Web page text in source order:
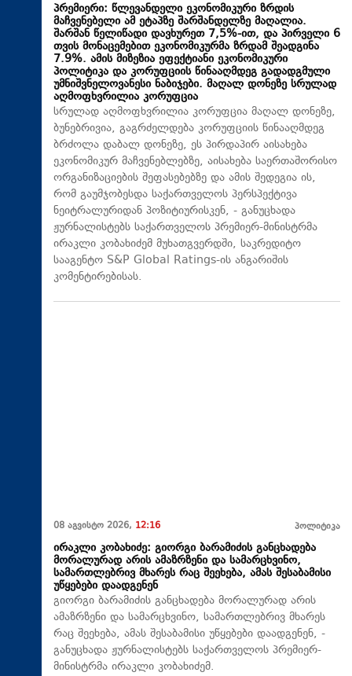
პრემიერი: წლევანდელი ეკონომიკური ზრდის
მაჩვენებელი ამ ეტაპზე შარშანდელზე მაღალია.
შარშან წელიწადი დავხურეთ 7,5%-ით, და პირველი 6
თვის მონაცემებით ეკონომიკურმა ზრდამ შეადგინა
7.9%. ამის მიზეზია ეფექტიანი ეკონომიკური
პოლიტიკა და კორუფციის წინააღმდეგ გადადგმული
უმნიშვნელოვანესი ნაბიჯები. მაღალ დონეზე სრულად
აღმოფხვრილია კორუფცია
სრულად აღმოფხვრილია კორუფცია მაღალ დონეზე,
ბუნებრივია, გაგრძელდება კორუფციის წინააღმდეგ
ბრძოლა დაბალ დონეზე, ეს პირდაპირ აისახება
ეკონომიკურ მაჩვენებლებზე, აისახება საერთაშორისო
ორგანიზაციების შეფასებებზე და ამის შედეგია ის,
რომ გაუმჯობესდა საქართველოს პერსპექტივა
ნეიტრალურიდან პოზიტიურისკენ, - განუცხადა
ჟურნალისტებს საქართველოს პრემიერ-მინისტრმა
ირაკლი კობახიძემ მუხათგვერდში, საკრედიტო
სააგენტო S&P Global Ratings-ის ანგარიშის
კომენტირებისას.
08 აგვისტო 2026, 12:16 პოლიტიკა
ირაკლი კობახიძე: გიორგი ბარამიძის განცხადება
მორალურად არის ამაზრზენი და სამარცხვინო,
სამართლებრივ მხარეს რაც შეეხება, ამას შესაბამისი
უწყებები დაადგენენ
გიორგი ბარამიძის განცხადება მორალურად არის
ამაზრზენი და სამარცხვინო, სამართლებრივ მხარეს
რაც შეეხება, ამას შესაბამისი უწყებები დაადგენენ, -
განუცხადა ჟურნალისტებს საქართველოს პრემიერ-
მინისტრმა ირაკლი კობახიძემ.